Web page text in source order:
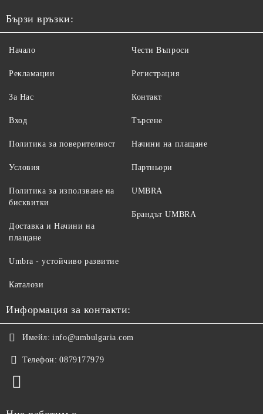
Бързи връзки:
Начало
Рекламации
За Нас
Вход
Чести Въпроси
Регистрация
Контакт
Търсене
Политика за поверителност
Условия
Политика за използване на
бисквитки
Доставка и Начини на
плащане
Начини на плащане
Партньори
UMBRA
Брандът UMBRA
Umbra - устойчиво развитие
Каталози
Информация за контакти:
Имейл: info@umbulgaria.com
Телефон: 0879177979